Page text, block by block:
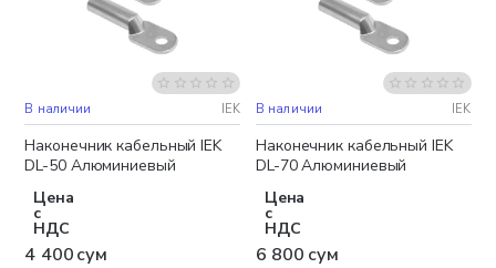
В наличии IEK
Наконечник кабельный IEK
DL-50 Алюминиевый
Цена
с
НДС
4 400 сум
В наличии IEK
Наконечник кабельный IEK
DL-70 Алюминиевый
Цена
с
НДС
6 800 сум